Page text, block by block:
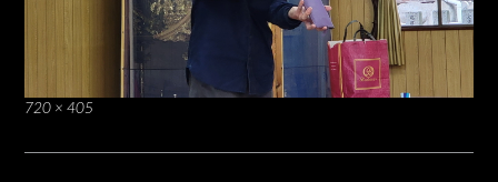
Full
720 × 405